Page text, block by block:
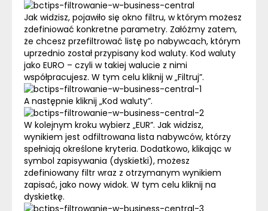
Jak widzisz, pojawiło się okno filtru, w którym możesz
zdefiniować konkretne parametry. Załóżmy zatem,
że chcesz przefiltrować listę po nabywcach, którym
uprzednio został przypisany kod waluty. Kod waluty
jako EURO – czyli w takiej walucie z nimi
współpracujesz. W tym celu kliknij w „Filtruj”.
A następnie kliknij „Kod waluty”.
W kolejnym kroku wybierz „EUR”. Jak widzisz,
wynikiem jest odfiltrowana lista nabywców, którzy
spełniają określone kryteria. Dodatkowo, klikając w
symbol zapisywania (dyskietki), możesz
zdefiniowany filtr wraz z otrzymanym wynikiem
zapisać, jako nowy widok. W tym celu kliknij na
dyskietkę.